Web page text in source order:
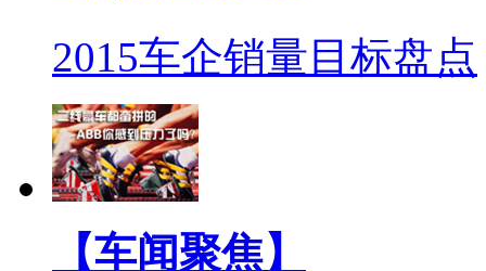
2015车企销量目标盘点
【车闻聚焦】